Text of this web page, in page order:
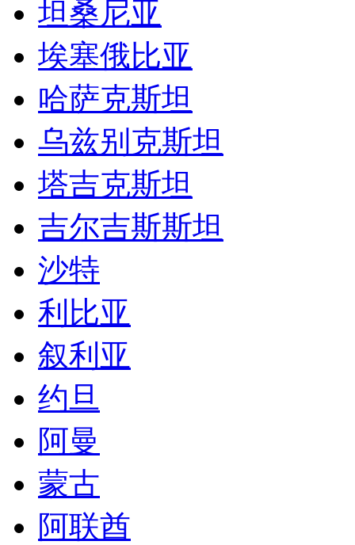
坦桑尼亚
埃塞俄比亚
哈萨克斯坦
乌兹别克斯坦
塔吉克斯坦
吉尔吉斯斯坦
沙特
利比亚
叙利亚
约旦
阿曼
蒙古
阿联酋